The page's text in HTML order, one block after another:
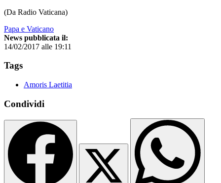
(Da Radio Vaticana)
Papa e Vaticano
News pubblicata il:
14/02/2017 alle 19:11
Tags
Amoris Laetitia
Condividi